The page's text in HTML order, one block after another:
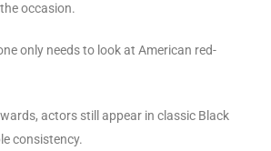
occasion.
only needs to look at American red-
actors still appear in classic Black
consistency.